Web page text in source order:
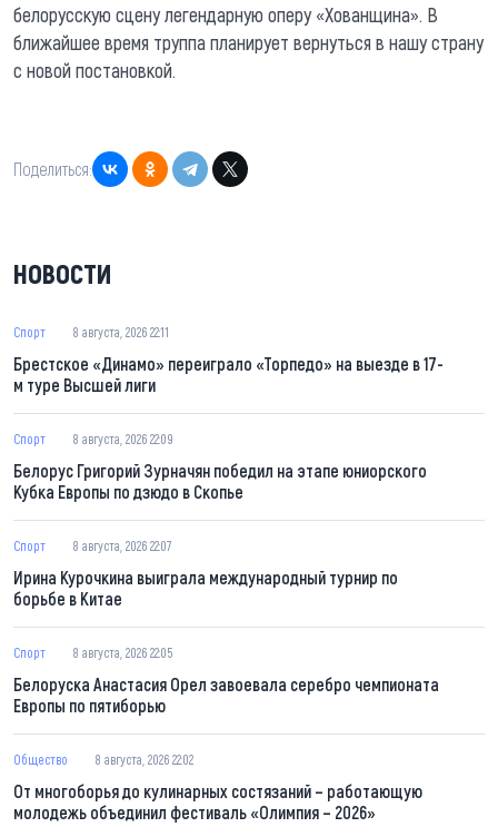
белорусскую сцену легендарную оперу «Хованщина». В
ближайшее время труппа планирует вернуться в нашу страну
с новой постановкой.
Поделиться:
НОВОСТИ
Спорт 8 августа, 2026 22:11
Брестское «Динамо» переиграло «Торпедо» на выезде в 17-
м туре Высшей лиги
Спорт 8 августа, 2026 22:09
Белорус Григорий Зурначян победил на этапе юниорского
Кубка Европы по дзюдо в Скопье
Спорт 8 августа, 2026 22:07
Ирина Курочкина выиграла международный турнир по
борьбе в Китае
Спорт 8 августа, 2026 22:05
Белоруска Анастасия Орел завоевала серебро чемпионата
Европы по пятиборью
Общество 8 августа, 2026 22:02
От многоборья до кулинарных состязаний – работающую
молодежь объединил фестиваль «Олимпия – 2026»